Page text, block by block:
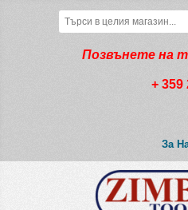
Позвънете на
+ 359
За